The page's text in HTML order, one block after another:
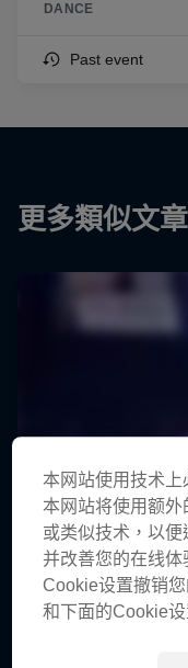
DANCE
Past event
更多類似文章
本网站使用技术上
本网站将使用额外
或类似技术，以便
并改善您的在线
Cookie设置撤销
和下面的Cookie